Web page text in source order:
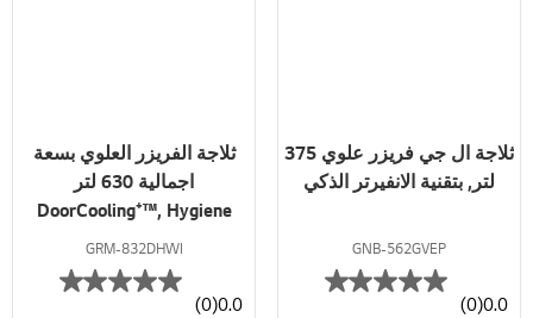
ثلاجة ال جي فريزر علوي 375
لتر, بتقنية الانفيرتر الذكي
GNB-562GVEP
0.0
(0)
ثلاجة الفريزر العلوي بسعة
اجمالية 630 لتر
DoorCooling⁺™, Hygiene
FRESH⁺™ لون ابيض
GRM-832DHWI
0.0
(0)